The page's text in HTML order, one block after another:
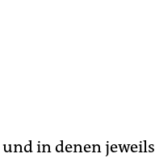
in denen jeweils